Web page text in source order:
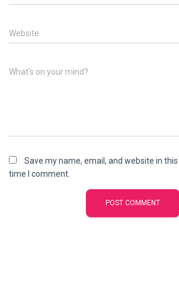
Website
What's on your mind?
Save my name, email, and website in
time I comment.